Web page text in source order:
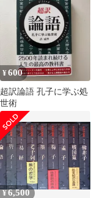
江守徹朗読
¥600
超訳論語 孔子に学ぶ処
世術
¥6,500